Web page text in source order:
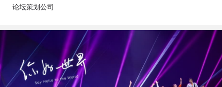
论坛策划公司